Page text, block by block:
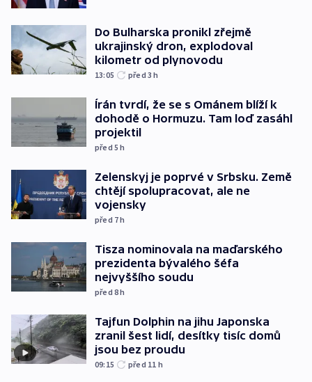
Do Bulharska pronikl zřejmě
ukrajinský dron, explodoval
kilometr od plynovodu
13:05 před 3h
Írán tvrdí, že se s Ománem blíží k
dohodě o Hormuzu. Tam loď zasáhl
projektil
před 5h
Zelenskyj je poprvé v Srbsku. Země
chtějí spolupracovat, ale ne
vojensky
před 7h
Tisza nominovala na maďarského
prezidenta bývalého šéfa
nejvyššího soudu
před 8h
Tajfun Dolphin na jihu Japonska
zranil šest lidí, desítky tisíc domů
jsou bez proudu
09:15 před 11 h